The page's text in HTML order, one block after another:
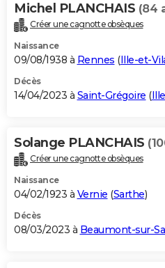
Michel PLANCHAIS (84
Créer une cagnotte obsèques
Naissance
09/08/1938 à Rennes (Ille-et-
Décès
14/04/2023 à Saint-Grégoire (
Solange PLANCHAIS
Créer une cagnotte obsèques
Naissance
04/02/1923 à Vernie (Sarthe)
Décès
08/03/2023 à Beaumont-sur-